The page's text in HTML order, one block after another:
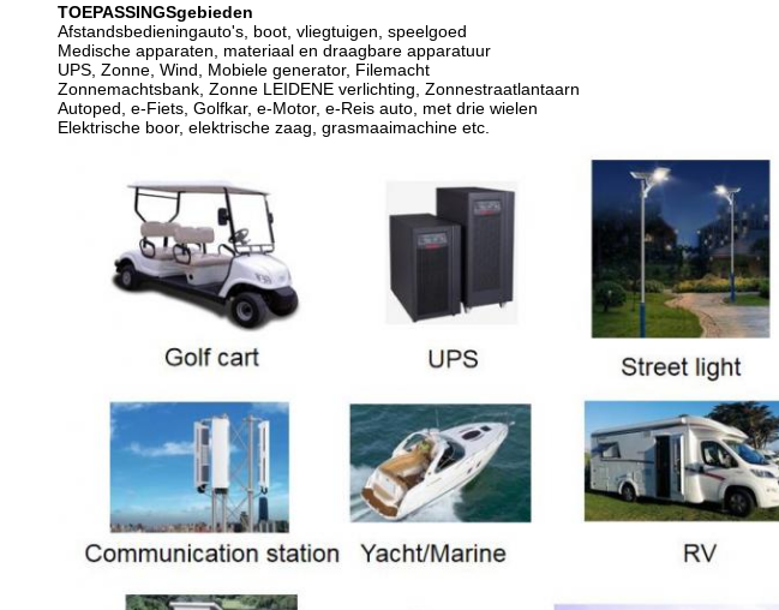
TOEPASSINGSgebieden
Afstandsbedieningauto's, boot, vliegtuigen, speelgoed
Medische apparaten, materiaal en draagbare apparatuur
UPS, Zonne, Wind, Mobiele generator, Filemacht
Zonnemachtsbank, Zonne LEIDENE verlichting, Zonnestraatlantaarn
Autoped, e-Fiets, Golfkar, e-Motor, e-Reis auto, met drie wielen
Elektrische boor, elektrische zaag, grasmaaimachine etc.